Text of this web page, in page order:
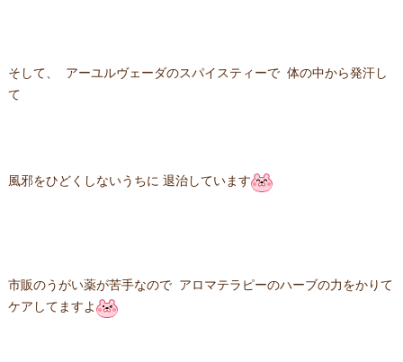
そして、 アーユルヴェーダのスパイスティーで 体の中から発汗し
て
風邪をひどくしないうちに 退治しています
市販のうがい薬が苦手なので アロマテラピーのハーブの力をかりて
ケアしてますよ